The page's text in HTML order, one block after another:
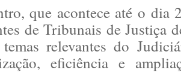
que acontece até o dia
de Tribunais de Justiça
relevantes do
eficiência e